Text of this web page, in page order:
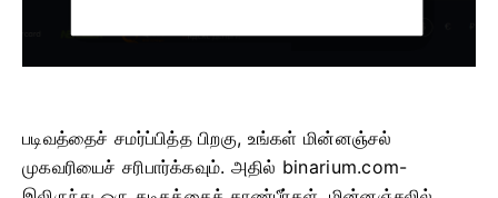
படிவத்தைச் சமர்ப்பித்த பிறகு, உங்கள் மின்னஞ்சல்
முகவரியைச் சரிபார்க்கவும். அதில் binarium.com-